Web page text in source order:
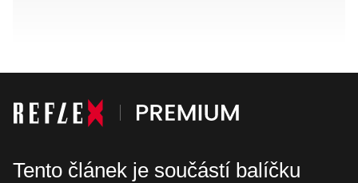
Tento článek je součástí balíčku